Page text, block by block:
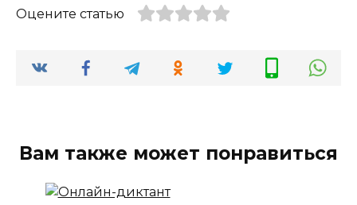
Оцените статью
Вам также может понравиться